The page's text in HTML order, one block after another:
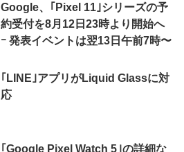
Google、｢Pixel 11｣シリーズの予
約受付を8月12日23時より開始へ
ｰ 発表イベントは翌13日午前7時〜
｢LINE｣アプリがLiquid Glassに対
応
｢Google Pixel Watch 5｣の詳細な